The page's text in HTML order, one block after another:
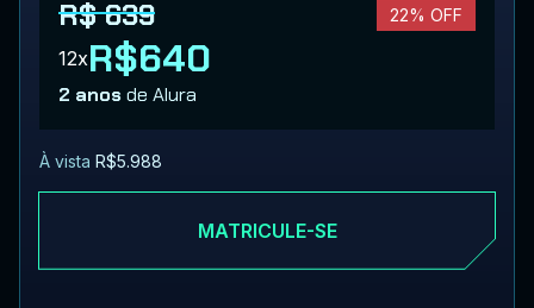
R$ 639 22% OFF
12xR$640
2 anosde Alura
À vista R$5.988
MATRICULE-SE